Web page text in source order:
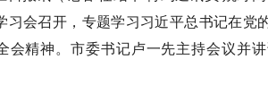
习会召开，专题学习习近平总书记在党
会精神。市委书记卢一先主持会议并